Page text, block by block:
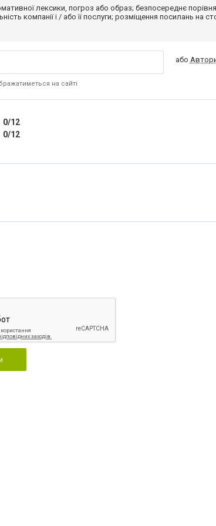
лексики, погроз або образ; безпосереднє
компанії і / або її послуги; розміщення посилань на
на сайті
або
0/12
0/12